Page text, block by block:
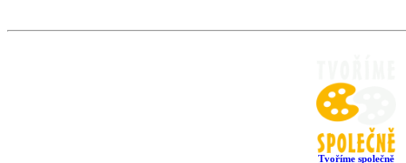
Tvoříme společně